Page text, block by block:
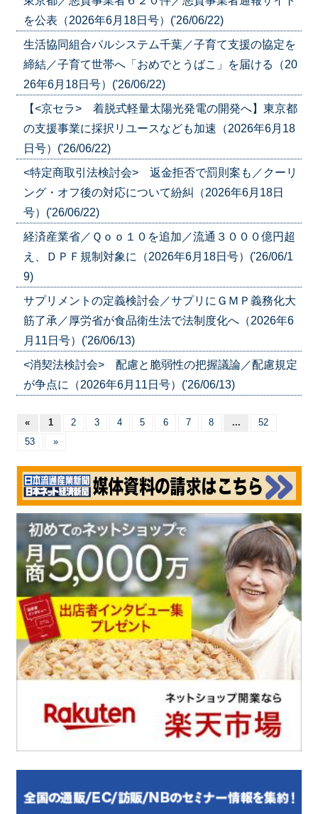
を公表（2026年6月18日号）('26/06/22)
生活協同組合パルシステム千葉／子育て支援の協定を
締結／子育て世帯へ「おめでとうばこ」を届ける（20
26年6月18日号）('26/06/22)
【<京セラ> 着脱式軽量太陽光発電の開発へ】東京都
の支援事業に採択リユースなども加速（2026年6月18
日号）('26/06/22)
<特定商取引法検討会> 返金拒否で罰則案も／クーリ
ング・オフ後の対応について紛糾（2026年6月18日
号）('26/06/22)
経済産業省／Ｑｏｏ１０を追加／流通３０００億円超
え、ＤＰＦ規制対象に（2026年6月18日号）('26/06/1
9)
サプリメントの定義検討会／サプリにＧＭＰ義務化大
筋了承／厚労省が食品衛生法で法制度化へ（2026年6
月11日号）('26/06/13)
<消契法検討会> 配慮と脆弱性の把握議論／配慮規定
が争点に（2026年6月11日号）('26/06/13)
« 1 2 3 4 5 6 7 8 ...
52
53
»